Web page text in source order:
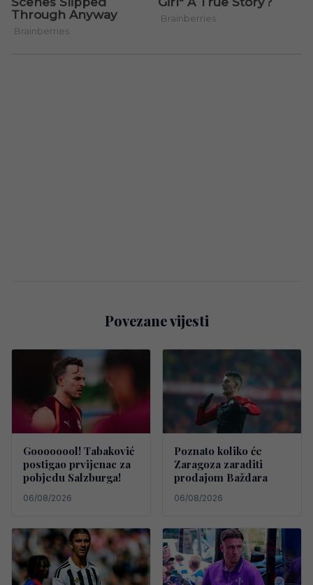
Povezane vijesti
Goooooool! Tabaković
postigao prvijenac za
pobjedu Salzburga!
06/08/2026
Poznato koliko će
Zaragoza zaraditi
prodajom Baždara
06/08/2026